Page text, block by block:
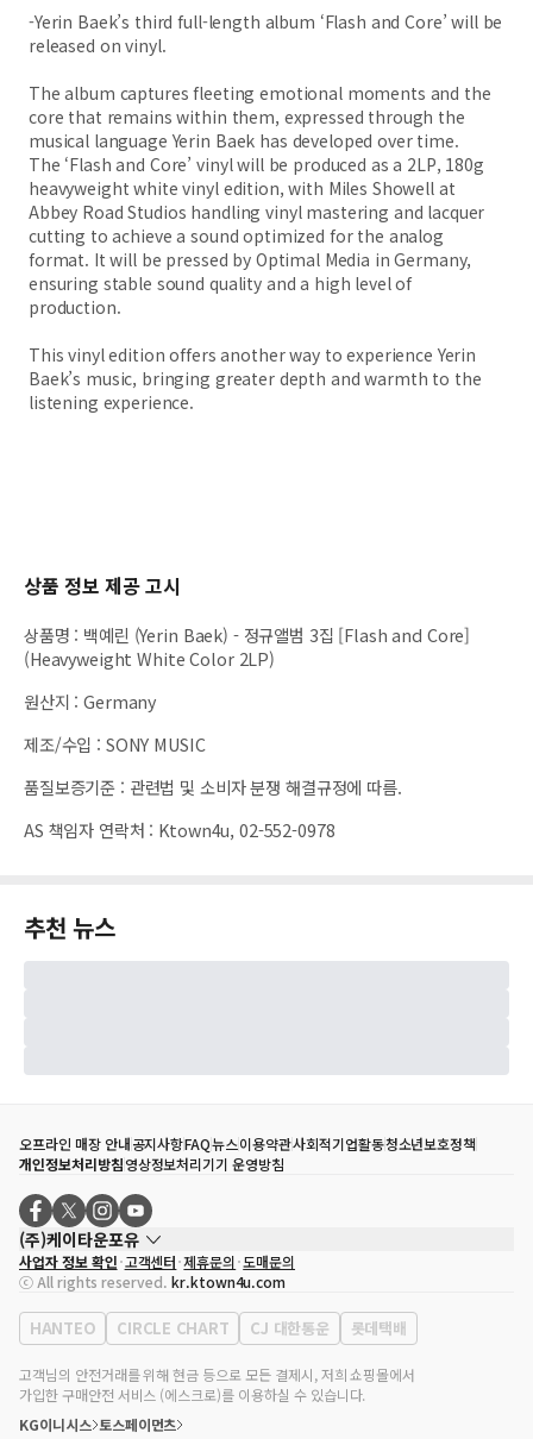
-Yerin Baek’s third full-length album ‘Flash and Core’ will be
released on vinyl.
The album captures fleeting emotional moments and the
core that remains within them, expressed through the
musical language Yerin Baek has developed over time.
The ‘Flash and Core’ vinyl will be produced as a 2LP, 180g
heavyweight white vinyl edition, with Miles Showell at
Abbey Road Studios handling vinyl mastering and lacquer
cutting to achieve a sound optimized for the analog
format. It will be pressed by Optimal Media in Germany,
ensuring stable sound quality and a high level of
production.
This vinyl edition offers another way to experience Yerin
Baek’s music, bringing greater depth and warmth to the
listening experience.
상품 정보 제공 고시
상품명 : 백예린 (Yerin Baek) - 정규앨범 3집 [Flash and Core]
(Heavyweight White Color 2LP)
원산지 :Germany
제조/수입 : SONY MUSIC
품질보증기준 : 관련법 및 소비자 분쟁 해결규정에 따름.
AS 책임자 연락처 : Ktown4u, 02-552-0978
추천 뉴스
오프라인 매장 안내공지사항FAQ뉴스이용약관사회적기업활동청소년보호정책
개인정보처리방침영상정보처리기기 운영방침
(주)케이타운포유
대표자
송효민
사업자등록번호
120-87-71116
통신판매업 신고번호 제2011-서울강남-02223
대표전화
02-552-9855
사업자 정보 확인 고객센터 제휴문의 도매문의
ⓒ All rights reserved. kr.ktown4u.com
HANTEO CIRCLE CHART CJ 대한통운 롯데택배
고객님의 안전거래를 위해 현금 등으로 모든 결제시, 저희 쇼핑몰에서
가입한 구매안전 서비스 (에스크로)를 이용하실 수 있습니다.
KG이니시스 토스페이먼츠